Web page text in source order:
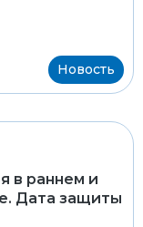
Новость
в раннем и
Дата защиты